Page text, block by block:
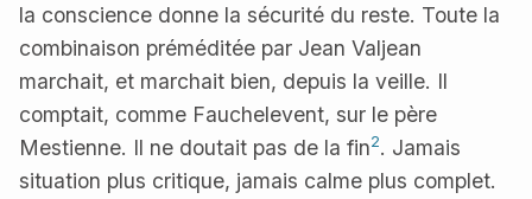
la conscience donne la sécurité du reste. Toute la
combinaison préméditée par Jean Valjean
marchait, et marchait bien, depuis la veille. Il
comptait, comme Fauchelevent, sur le père
Mestienne. Il ne doutait pas de la fin2. Jamais
situation plus critique, jamais calme plus complet.